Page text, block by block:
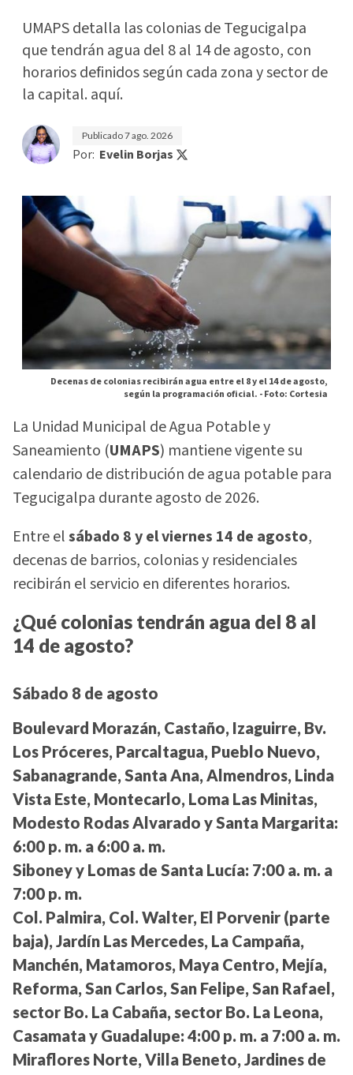
UMAPS detalla las colonias de Tegucigalpa
que tendrán agua del 8 al 14 de agosto, con
horarios definidos según cada zona y sector de
la capital. aquí.
Publicado7 ago. 2026
Por: Evelin Borjas
Decenas de colonias recibirán agua entre el 8 y el 14 de agosto,
según la programación oficial. -Foto: Cortesia
La Unidad Municipal de Agua Potable y
Saneamiento (UMAPS) mantiene vigente su
calendario de distribución de agua potable para
Tegucigalpa durante agosto de 2026.
Entre elsábado 8 y el viernes 14 de agosto,
decenas de barrios, colonias y residenciales
recibirán el servicio en diferentes horarios.
¿Qué colonias tendrán agua del 8 al
14 de agosto?
Sábado 8 de agosto
Boulevard Morazán, Castaño, Izaguirre, Bv.
Los Próceres, Parcaltagua, Pueblo Nuevo,
Sabanagrande, Santa Ana, Almendros, Linda
Vista Este, Montecarlo, Loma Las Minitas,
Modesto Rodas Alvarado y Santa Margarita:
6:00 p. m. a 6:00 a. m.
Siboney y Lomas de Santa Lucía: 7:00 a. m. a
7:00 p. m.
Col. Palmira, Col. Walter, El Porvenir (parte
baja), Jardín Las Mercedes, La Campaña,
Manchén, Matamoros, Maya Centro, Mejía,
Reforma, San Carlos, San Felipe, San Rafael,
sector Bo. La Cabaña, sector Bo. La Leona,
Casamata y Guadalupe: 4:00 p. m. a 7:00 a. m.
Miraflores Norte, Villa Beneto, Jardines de